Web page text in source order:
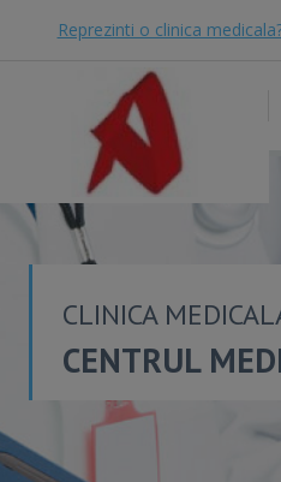
Reprezinti o clinica
CLINICA
CENTRUL